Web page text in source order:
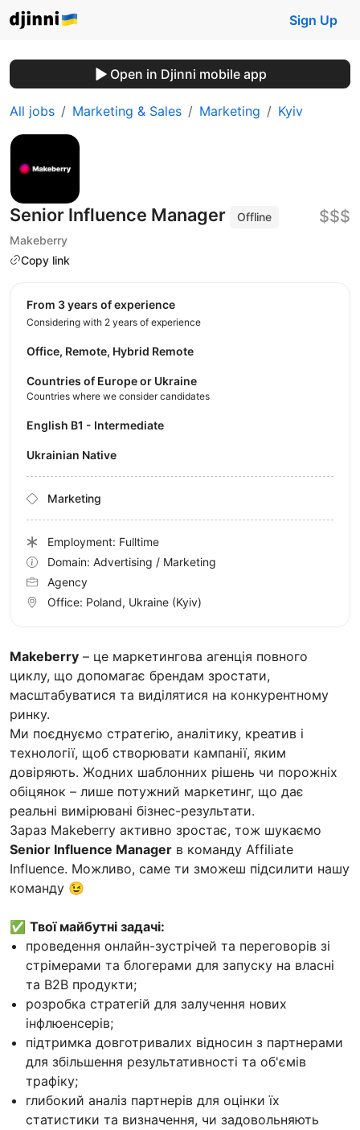
Sign Up
Open in Djinni mobile app
All jobs Marketing & Sales Marketing Kyiv
Senior Influence Manager
Offline
Makeberry
Copy link
$$$
Makeberry – це маркетингова агенція повного
циклу, що допомагає брендам зростати,
масштабуватися та виділятися на конкурентному
ринку.
Ми поєднуємо стратегію, аналітику, креатив і
технології, щоб створювати кампанії, яким
довіряють. Жодних шаблонних рішень чи порожніх
обіцянок – лише потужний маркетинг, що дає
реальні вимірювані бізнес-результати.
Зараз Makeberry активно зростає, тож шукаємо
Senior Influence Manager в команду Affiliate
Influence. Можливо, саме ти зможеш підсилити нашу
команду 😉
✅ Твої майбутні задачі:
проведення онлайн-зустрічей та переговорів зі
стрімерами та блогерами для запуску на власні
та B2B продукти;
розробка стратегій для залучення нових
інфлюенсерів;
підтримка довготривалих відносин з партнерами
для збільшення результативності та об'ємів
трафіку;
глибокий аналіз партнерів для оцінки їх
статистики та визначення, чи задовольняють
from 3 years of experience
Considering with 2 years of experience
Office, Remote, Hybrid Remote
Countries of Europe or Ukraine
Countries where we consider candidates
English B1 - Intermediate
Ukrainian Native
Marketing
Employment: Fulltime
Domain: Advertising / Marketing
Agency
Office: Poland, Ukraine (Kyiv)